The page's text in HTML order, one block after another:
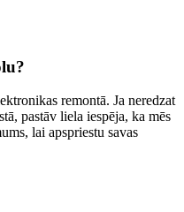
remontā. Ja neredzat
pastāv liela iespēja, ka mēs
lai apspriestu savas